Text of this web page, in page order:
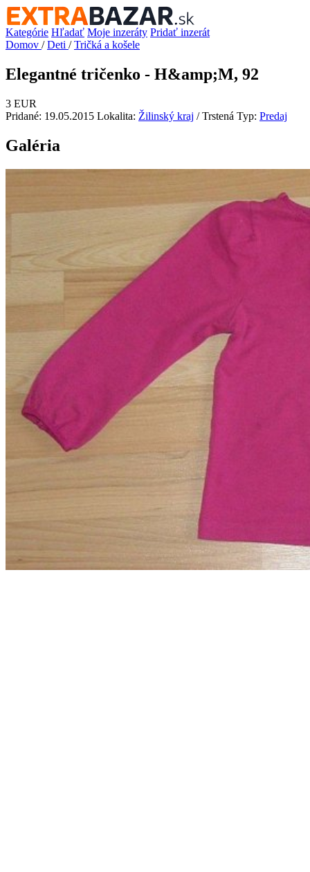
Kategórie Hľadať Moje inzeráty Pridať inzerát
Domov / Deti / Tričká a košele
Elegantné tričenko - H&amp;M, 92
3 EUR
Pridané: 19.05.2015 Lokalita: Žilinský kraj / Trstená Typ: Predaj
Galéria